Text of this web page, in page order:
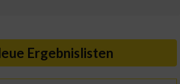
Ergebnislisten